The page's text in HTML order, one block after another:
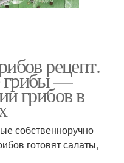
рецепт.
грибы —
грибов в
собственноручно
готовят салаты,